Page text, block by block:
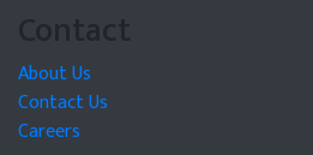
Contact
About Us
Contact Us
Careers